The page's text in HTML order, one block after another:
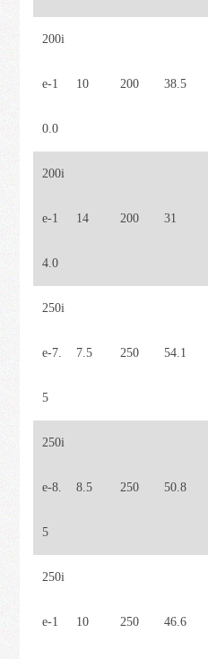
200i
e-1
0.0
10 200 38.5
200i
e-1
4.0
14 200 31
250i
e-7.
5
7.5 250 54.1
250i
e-8.
5
8.5 250 50.8
250i
e-1 10 250 46.6